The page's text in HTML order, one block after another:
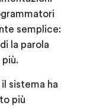
semplice:
la parola
sistema ha
più